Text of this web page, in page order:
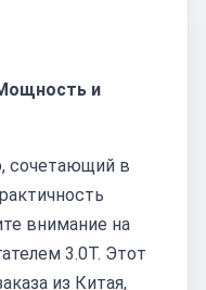
и
сочетающий в
внимание на
3.0T. Этот
из Китая,